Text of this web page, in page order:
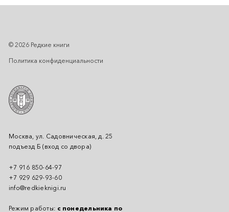
Москва, ул. Садовническая, д. 25
подъезд Б (вход со двора)
+7 916 850-64-97
+7 929 629-93-60
info@redkieknigi.ru
Режим работы: с понедельника по
© 2026 Редкие книги
Политика конфиденциальности